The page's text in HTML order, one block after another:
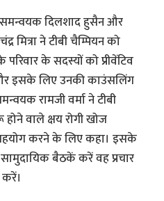
समन्वयक दिलशाद हुसैन और
मित्रा ने टीबी चैम्पियन को
के सदस्यों को प्रीवेंटिव
इसके लिए उनकी काउंसलिंग
रामजी वर्मा ने टीबी
वाले क्षय रोगी खोज
करने के लिए कहा। इसके
बैठकें करें वह प्रचार